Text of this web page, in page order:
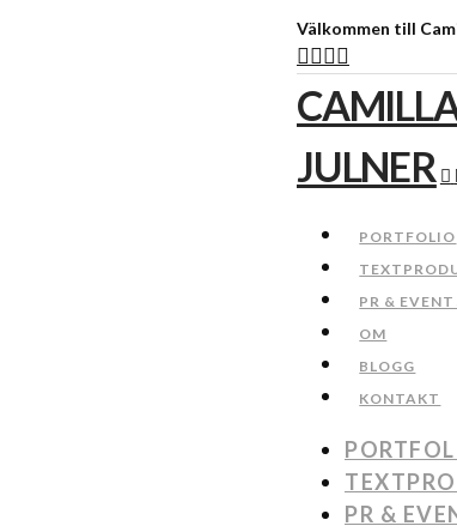
Välkommen till
JULNER
PORTFOLIO
PR &
OM
BLOGG
KONTAKT
PR &